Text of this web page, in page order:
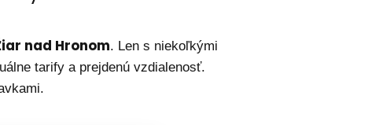
nad Hronom. Len s niekoľkými
tarify a prejdenú vzdialenosť.